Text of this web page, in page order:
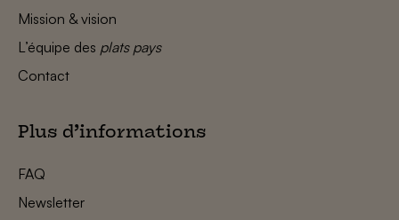
Mission & vision
L’équipe des plats pays
Contact
Plus d’informations
FAQ
Newsletter